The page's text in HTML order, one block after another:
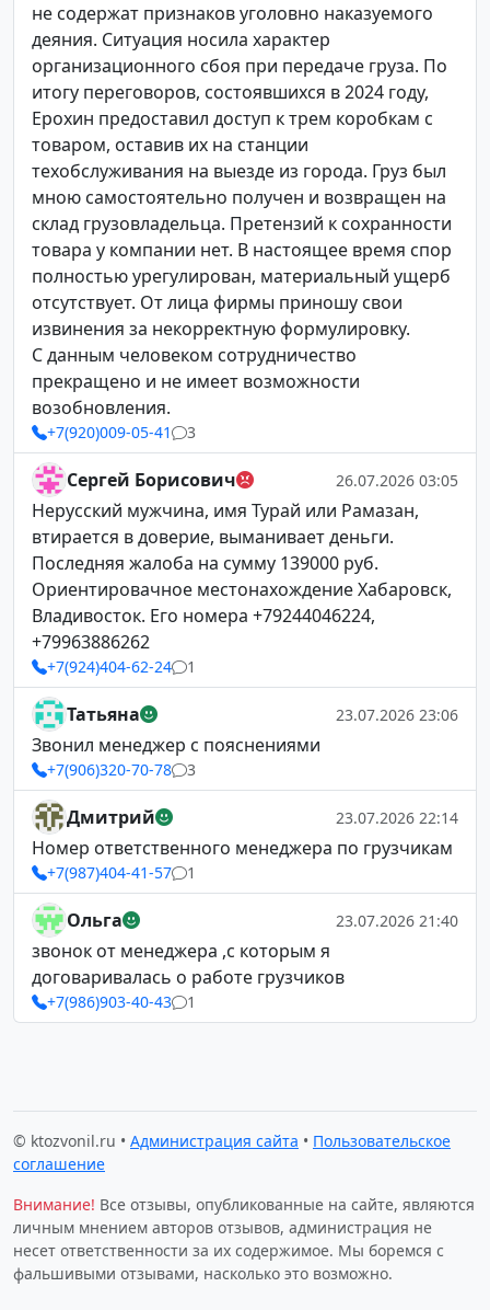
не содержат признаков уголовно наказуемого
деяния. Ситуация носила характер
организационного сбоя при передаче груза. По
итогу переговоров, состоявшихся в 2024 году,
Ерохин предоставил доступ к трем коробкам с
товаром, оставив их на станции
техобслуживания на выезде из города. Груз был
мною самостоятельно получен и возвращен на
склад грузовладельца. Претензий к сохранности
товара у компании нет. В настоящее время спор
полностью урегулирован, материальный ущерб
отсутствует. От лица фирмы приношу свои
извинения за некорректную формулировку.
С данным человеком сотрудничество
прекращено и не имеет возможности
возобновления.
+7(920)009-05-41 3
Сергей Борисович 26.07.2026 03:05
Нерусский мужчина, имя Турай или Рамазан,
втирается в доверие, выманивает деньги.
Последняя жалоба на сумму 139000 руб.
Ориентировачное местонахождение Хабаровск,
Владивосток. Его номера +79244046224,
+79963886262
+7(924)404-62-24 1
Татьяна 23.07.2026 23:06
Звонил менеджер с пояснениями
+7(906)320-70-78 3
Дмитрий 23.07.2026 22:14
Номер ответственного менеджера по грузчикам
+7(987)404-41-57 1
Ольга 23.07.2026 21:40
звонок от менеджера ,с которым я
договаривалась о работе грузчиков
+7(986)903-40-43 1
© ktozvonil.ru • Администрация сайта • Пользовательское
соглашение
Внимание! Все отзывы, опубликованные на сайте, являются
личным мнением авторов отзывов, администрация не
несет ответственности за их содержимое. Мы боремся с
фальшивыми отзывами, насколько это возможно.